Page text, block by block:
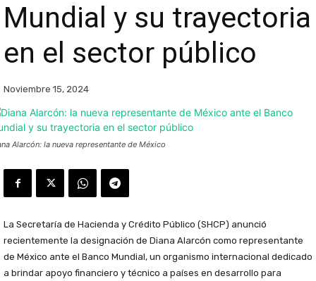
Mundial y su trayectoria
en el sector público
Noviembre 15, 2024
Alarcón: la nueva representante de México
La Secretaría de Hacienda y Crédito Público (SHCP) anunció
recientemente la designación de Diana Alarcón como representante
de México ante el Banco Mundial, un organismo internacional dedicado
a brindar apoyo financiero y técnico a países en desarrollo para